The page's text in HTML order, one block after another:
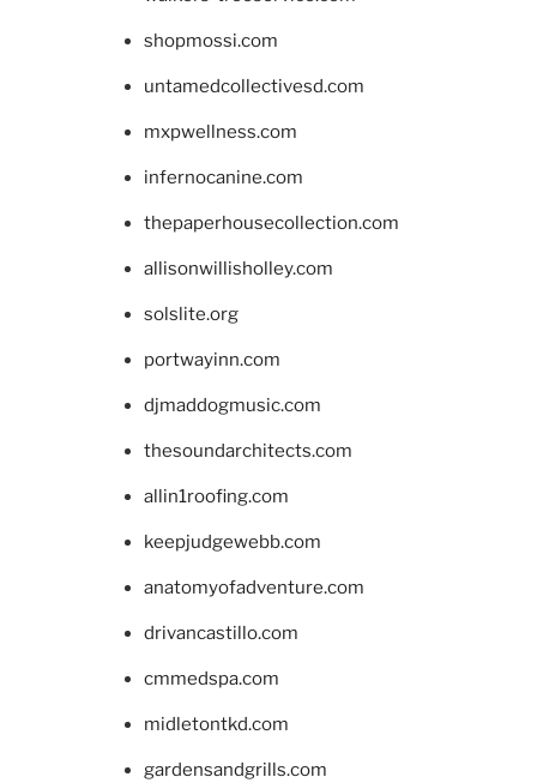
shopmossi.com
untamedcollectivesd.com
mxpwellness.com
infernocanine.com
thepaperhousecollection.com
allisonwillisholley.com
solslite.org
portwayinn.com
djmaddogmusic.com
thesoundarchitects.com
allin1roofing.com
keepjudgewebb.com
anatomyofadventure.com
drivancastillo.com
cmmedspa.com
midletontkd.com
gardensandgrills.com